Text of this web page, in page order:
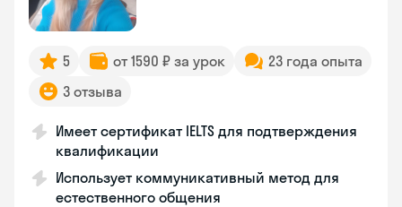
5 от 1590 ₽ за урок
23 года опыта
3 отзыва
Имеет сертификат IELTS для подтверждения
квалификации
Использует коммуникативный метод для
естественного общения